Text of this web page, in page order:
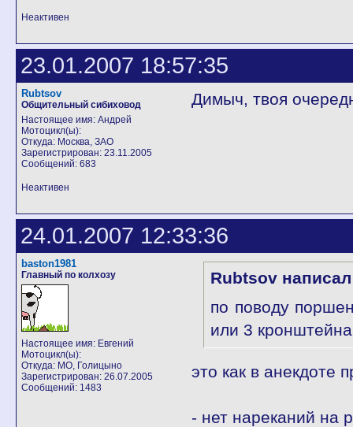
Неактивен
23.01.2007 18:57:35
Rubtsov
Общительный сибиховод
Настоящее имя: Андрей
Мотоцикл(ы):
Откуда: Москва, ЗАО
Зарегистрирован: 23.11.2005
Сообщений: 683
Димыч, твоя
Неактивен
24.01.2007 12:33:36
baston1981
Главный по колхозу
Настоящее имя: Евгений
Мотоцикл(ы):
Откуда: МО, Голицыно
Зарегистрирован: 26.07.2005
Сообщений: 1483
Rubtsov
по поводу
или 3
это как в анекдоте
- нет нареканий на